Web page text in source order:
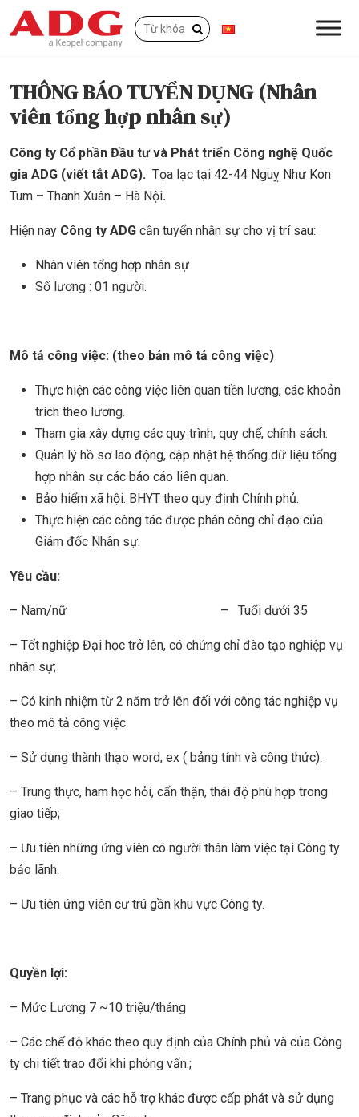
THÔNG BÁO TUYỂN DỤNG (Nhân
viên tổng hợp nhân sự)
Công ty Cổ phần Đầu tư và Phát triển Công nghệ Quốc
gia ADG (viết tắt ADG). Tọa lạc tại 42-44 Nguỵ Như Kon
Tum – Thanh Xuân – Hà Nội.
Hiện nay Công ty ADG cần tuyển nhân sự cho vị trí sau:
Nhân viên tổng hợp nhân sự
Số lương : 01 người.
Mô tả công việc: (theo bản mô tả công việc)
Thực hiện các công việc liên quan tiền lương, các khoản
trích theo lương.
Tham gia xây dựng các quy trình, quy chế, chính sách.
Quản lý hồ sơ lao động, cập nhật hệ thống dữ liệu tổng
hợp nhân sự các báo cáo liên quan.
Bảo hiểm xã hội. BHYT theo quy định Chính phủ.
Thực hiện các công tác được phân công chỉ đạo của
Giám đốc Nhân sự.
Yêu cầu:
– Nam/nữ – Tuổi dưới 35
– Tốt nghiệp Đại học trở lên, có chứng chỉ đào tạo nghiệp vụ
nhân sự;
– Có kinh nhiệm từ 2 năm trở lên đối với công tác nghiệp vụ
theo mô tả công việc
– Sử dụng thành thạo word, ex ( bảng tính và công thức).
– Trung thực, ham học hỏi, cẩn thận, thái độ phù hợp trong
giao tiếp;
– Ưu tiên những ứng viên có người thân làm việc tại Công ty
bảo lãnh.
– Ưu tiên ứng viên cư trú gần khu vực Công ty.
Quyền lợi:
– Mức Lương 7 ~10 triệu/tháng
– Các chế độ khác theo quy định của Chính phủ và của Công
ty chi tiết trao đổi khi phỏng vấn.;
– Trang phục và các hỗ trợ khác được cấp phát và sử dụng